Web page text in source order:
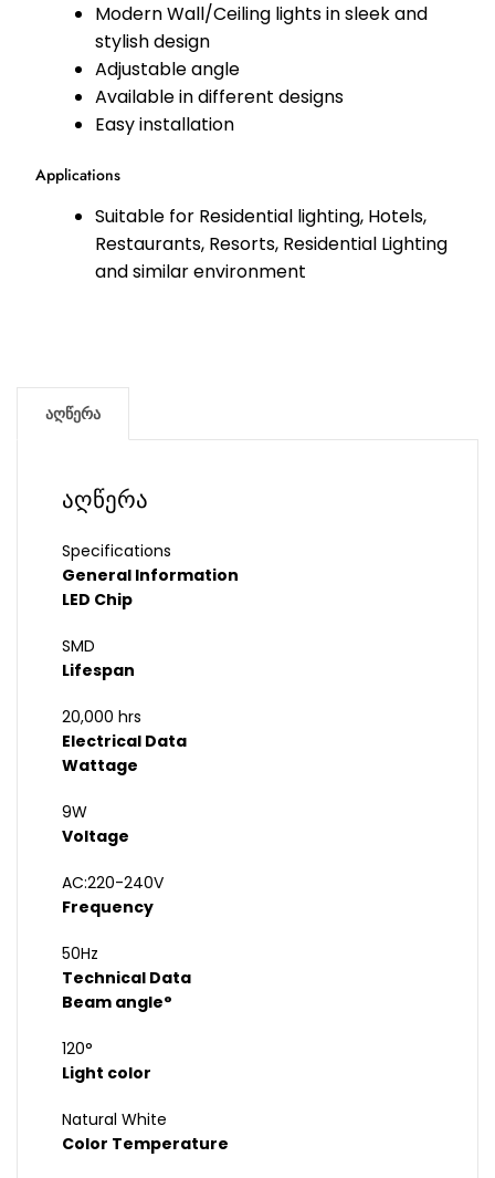
Modern Wall/Ceiling lights in sleek and
stylish design
Adjustable angle
Available in different designs
Easy installation
Applications
Suitable for Residential lighting, Hotels,
Restaurants, Resorts, Residential Lighting
and similar environment
აღწერა
აღწერა
Specifications
General Information
LED Chip
SMD
Lifespan
20,000 hrs
Electrical Data
Wattage
9W
Voltage
AC:220-240V
Frequency
50Hz
Technical Data
Beam angle°
120°
Light color
Natural White
Color Temperature